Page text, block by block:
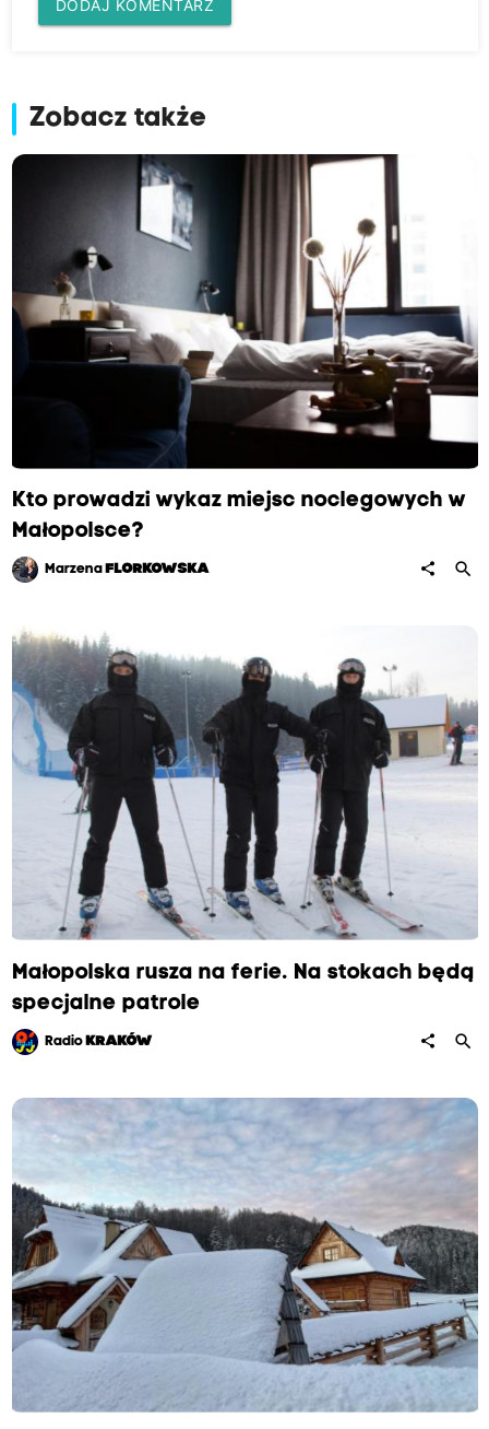
DODAJ KOMENTARZ
Zobacz także
Kto prowadzi wykaz miejsc noclegowych w
Małopolsce?
Marzena FLORKOWSKA share search
Małopolska rusza na ferie. Na stokach będą
specjalne patrole
Radio KRAKÓW share search